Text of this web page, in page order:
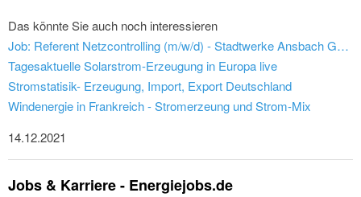
Das könnte Sie auch noch interessieren
Job: Referent Netzcontrolling (m/w/d) - Stadtwerke Ansbach GmbH
Tagesaktuelle Solarstrom-Erzeugung in Europa live
Stromstatisik- Erzeugung, Import, Export Deutschland
Windenergie in Frankreich - Stromerzeung und Strom-Mix
14.12.2021
Jobs & Karriere - Energiejobs.de